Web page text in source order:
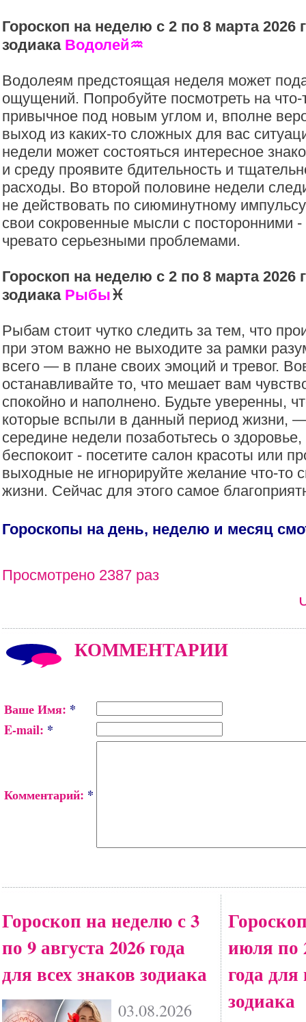
Гороскоп на неделю с 2 по 8 марта 2026
зодиака Водолей♒️
Водолеям предстоящая неделя может
ощущений. Попробуйте посмотреть на что-
привычное под новым углом и, вполне
выход из каких-то сложных для вас
недели может состояться интересное
и среду проявите бдительность и
расходы. Во второй половине недели
не действовать по сиюминутному
свои сокровенные мысли с посторонними
чревато серьезными проблемами.
Гороскоп на неделю с 2 по 8 марта 2026
зодиака Рыбы♓️
Рыбам стоит чутко следить за тем, что
при этом важно не выходите за рамки
всего — в плане своих эмоций и тревог.
останавливайте то, что мешает вам
спокойно и наполнено. Будьте уверенны,
которые вспыли в данный период жизни,
середине недели позаботьтесь о
беспокоит - посетите салон красоты или
выходные не игнорируйте желание что-то
жизни. Сейчас для этого самое
Гороскопы на день, неделю и месяц
Просмотрено 2387 раз
КОММЕНТАРИИ
Ваше Имя: *
E-mail: *
Комментарий: *
Гороскоп на неделю с 3
по 9 августа 2026 года
для всех знаков зодиака
03.08.2026
июля по
года для
зодиака